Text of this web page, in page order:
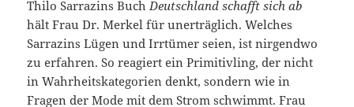
Thilo Sarrazins BuchDeutschland schafft sich ab
hält Frau Dr. Merkel für unerträglich. Welches
Sarrazins Lügen und Irrtümer seien, ist nirgendwo
zu erfahren. So reagiert ein Primitivling, der nicht
in Wahrheitskategorien denkt, sondern wie in
Fragen der Mode mit dem Strom schwimmt. Frau